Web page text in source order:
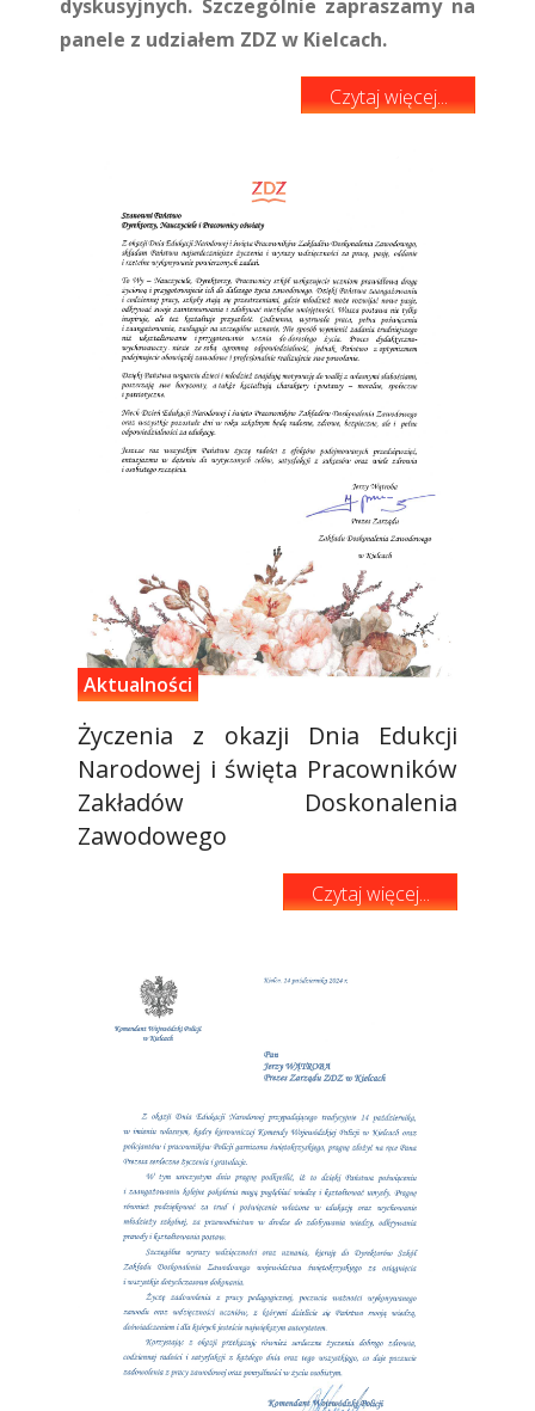
dyskusyjnych. Szczególnie zapraszamy na
panele z udziałem ZDZ w Kielcach.
Czytaj więcej...
Aktualności
Życzenia z okazji Dnia Edukcji
Narodowej i święta Pracowników
Zakładów Doskonalenia
Zawodowego
Czytaj więcej...